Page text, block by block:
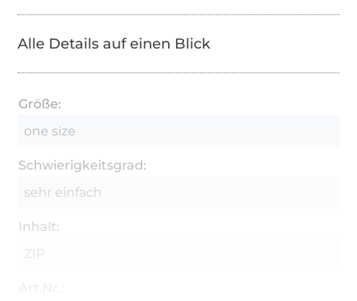
Alle Details auf einen Blick
Größe:
one size
Schwierigkeitsgrad:
sehr einfach
Inhalt:
ZIP